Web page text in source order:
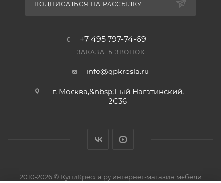
ПОДПИСАТЬСЯ НА РАССЫЛКУ
+7 495 797-74-69
ЗАКАЗАТЬ ЗВОНОК
info@qpkresla.ru
г. Москва,&nbsp;1-ый Нагатинский,
2C36
2010-2026 © КупиКресла.ру интернет-магазин мебели